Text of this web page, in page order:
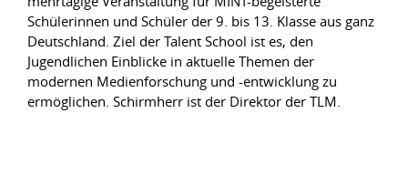
Schülerinnen und Schüler der 9. bis 13. Klasse aus ganz
Deutschland. Ziel der Talent School ist es, den
Jugendlichen Einblicke in aktuelle Themen der
modernen Medienforschung und -entwicklung zu
ermöglichen. Schirmherr ist der Direktor der TLM.